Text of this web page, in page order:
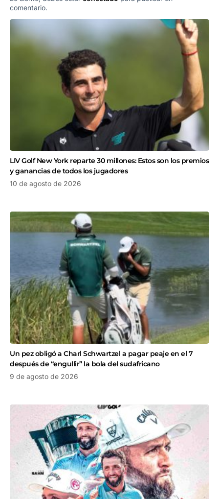
comentario.
LIV Golf New York reparte 30 millones: Estos son los premios
y ganancias de todos los jugadores
10 de agosto de 2026
Un pez obligó a Charl Schwartzel a pagar peaje en el 7
después de “engullir” la bola del sudafricano
9 de agosto de 2026